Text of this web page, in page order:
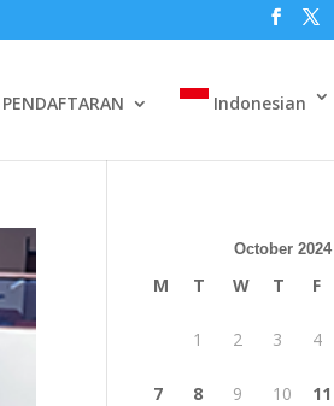
PENDAFTARAN Indonesian
October 2024
M T W T F
1 2 3 4
7 8 9 10 11